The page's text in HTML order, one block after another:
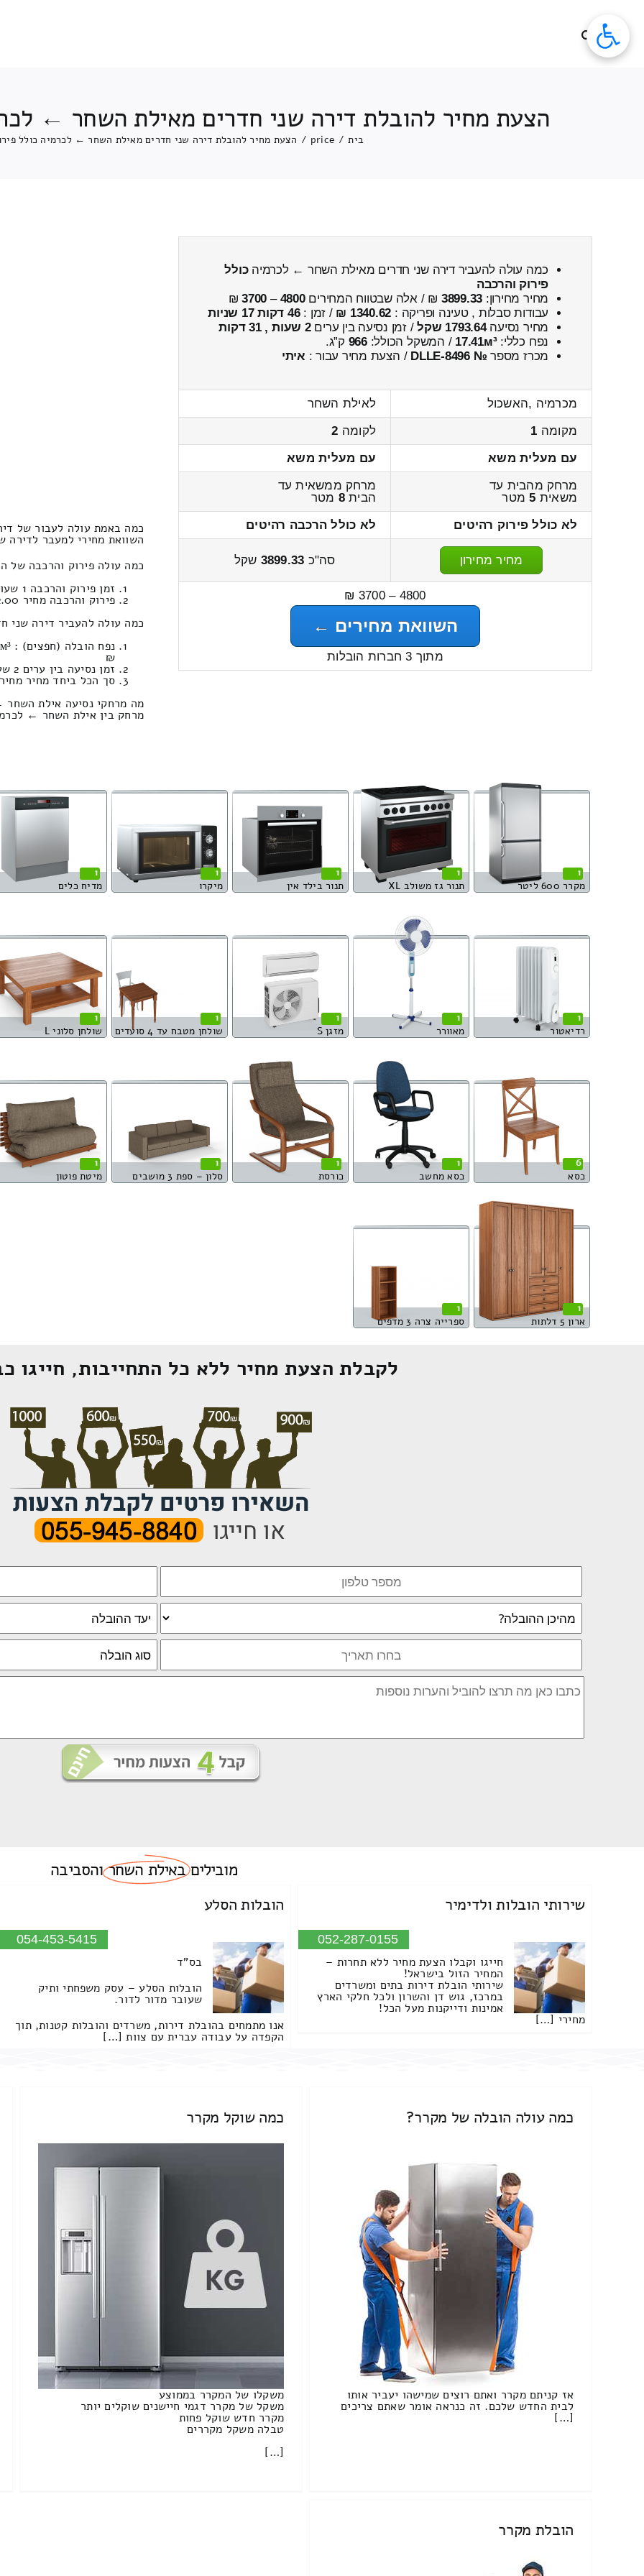
הצעת מחיר להובלת דירה שני חדרים מאילת השחר ←
בית /
price
/ הצעת מחיר להובלת דירה שני חדרים מאילת השחר ← לכרמיה כולל
כמה עולה להעביר דירה שני חדרים מאילת השחר ← לכרמיהכולל
פירוק והרכבה
מחיר מחירון: 3899.33 ₪ / אלה שבטווח המחירים4800
–
3700
₪
עבודות סבלות , טעינה ופריקה : 1340.62 ₪ / זמן :46 דקות 17 שניות
מחיר נסיעה1793.64 שקל / זמן נסיעה בין ערים2 שעות , 31 דקות
נפח כללי:17.41м³ / המשקל הכולל:966 ק”ג.
מכרז מספר № DLLE-8496 / הצעת מחיר עבור : איתי
מכרמיה ,האשכול
לאילת השחר
מקומה 1 לקומה 2
עם מעלית משא
עם מעלית משא
מרחק מהבית עד
משאית 5מטר
מרחק ממשאית עד
הבית8 מטר
לא כולל פירוק רהיטים
לא כולל הרכבה רהיטים
מחיר מחירון סה"כ 3899.33 שקל
4800 – 3700 ₪
השוואת מחירים ←
מתוך 3 חברות הובלות
כמה באמת עולה לעבור של
השוואת מחירי למעבר לדירה שני
כמה עולה פירוק והרכבה של
זמן פירוק והרכבה 1 שעות 5 דקות
פירוק והרכבה מחיר 632.00
כמה עולה להעביר דירה שני
₪
זמן נסיעה בין ערים 2 שעות , 31 דקות / מחיר נסיעה 1793.64 שקל
סך הכל ביחד מחיר מחירון:
מה מרחקי נסיעה אילת
מרחק בין אילת השחר ← לכרמיה הוא :
1
מקרר 600 ליטר
1
תנור גז משולב XL
1
תנור בילד אין
1
מיקרו
1
מדיח כלים
1
רדיאטור
1
מאוורר
1
מזגן S
1
שולחן מטבח עד 4 סועדים
1
שולחן סלוני L
6
כסא
1
כסא מחשב
1
כורסת
1
סלון – ספת 3 מושבים
1
מיטת פוטון
1
ארון 5 דלתות
1
ספרייה צרה 3 מדפים
לקבלת הצעת מחיר ללא כל התחייבות, חייגו
מוביליםבאילת השחרוהסביבה
שירותי הובלות ולדימיר
052-287-0155
חייגו וקבלו הצעת מחיר ללא תחרות –
המחיר הזול בישראל!
שירותי הובלת דירות בתים ומשרדים
במרכז, גוש דן והשרון ולכל חלקי הארץ
אמינות ודייקנות מעל הכל!
מחירי […]
הובלות הסלע
054-453-5415
בס"ד
הובלות הסלע – עסק משפחתי ותיק
שעובר מדור לדור.
אנו מתמחים בהובלת דירות, משרדים והובלות קטנות, תוך
הקפדה על עבודה עברית עם צוות […]
כמה עולה הובלה של מקרר?
אז קניתם מקרר ואתם רוצים שמישהו יעביר אותו
לבית החדש שלכם. זה כנראה אומר שאתם צריכים
[…]
כמה שוקל מקרר
משקלו של המקרר בממוצע
משקל של מקרר דגמי חיישנים שוקלים יותר
מקרר חדש שוקל פחות
טבלה משקל מקררים
[…]
הובלת מקרר